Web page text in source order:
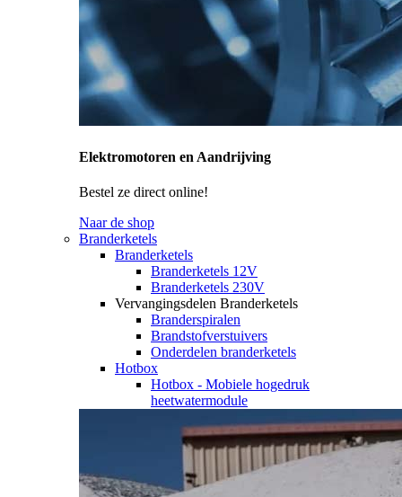
Elektromotoren en Aandrijving
Bestel ze direct online!
Naar de shop
Branderketels
Branderketels
Branderketels 12V
Branderketels 230V
Vervangingsdelen Branderketels
Branderspiralen
Brandstofverstuivers
Onderdelen branderketels
Hotbox
Hotbox - Mobiele hogedruk
heetwatermodule